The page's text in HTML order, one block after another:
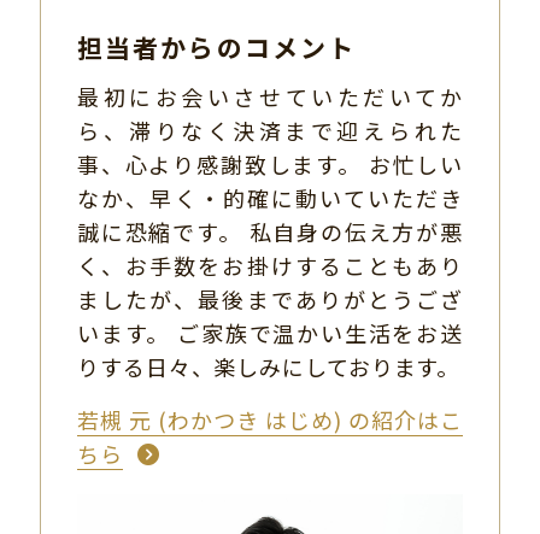
担当者からのコメント
最初にお会いさせていただいてか
ら、滞りなく決済まで迎えられた
事、心より感謝致します。 お忙しい
なか、早く・的確に動いていただき
誠に恐縮です。 私自身の伝え方が悪
く、お手数をお掛けすることもあり
ましたが、最後までありがとうござ
います。 ご家族で温かい生活をお送
りする日々、楽しみにしております。
若槻 元 (わかつき はじめ) の紹介はこ
ちら